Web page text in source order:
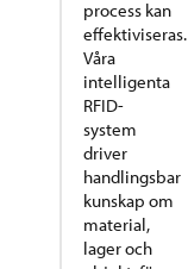
process kan
effektiviseras.
Våra
intelligenta
RFID-
system
driver
handlingsbar
kunskap om
material,
lager och